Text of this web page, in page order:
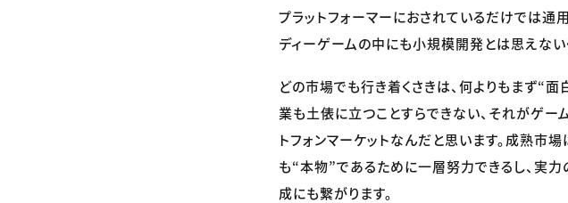
プラットフォーマーにおされているだけでは通
ディーゲームの中にも小規模開発とは思えない
どの市場でも行き着くさきは、何よりもまず“
業も土俵に立つことすらできない、それがゲー
トフォンマーケットなんだと思います。成熟市
も“本物”であるために一層努力できるし、実
成にも繋がります。